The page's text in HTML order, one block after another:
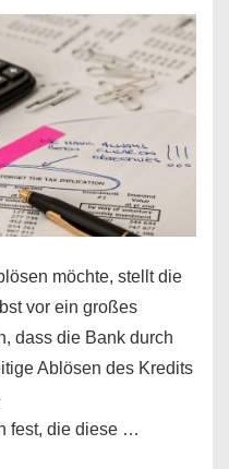
möchte, stellt die
vor ein großes
dass die Bank durch
Ablösen des Kredits
fest, die diese …